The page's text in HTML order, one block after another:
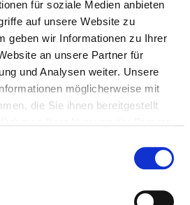
für soziale Medien anbieten
auf unsere Website zu
geben wir Informationen zu Ihrer
an unsere Partner für
und Analysen weiter. Unsere
möglicherweise mit
die Sie ihnen bereitgestellt
und
-
M86.64